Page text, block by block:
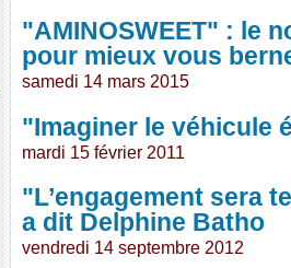
"AMINOSWEET" : le
pour mieux vous
samedi 14 mars 2015
"Imaginer le véhicule
mardi 15 février 2011
"L’engagement sera
a dit Delphine Batho
vendredi 14 septembre 2012